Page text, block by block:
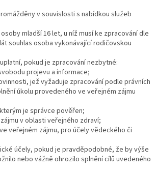
v souvislosti s nabídkou služeb
mladší 16 let, u níž musí ke zpracování dle
souhlas osoba vykonávající rodičovskou
pokud je zpracování nezbytné:
projevu a informace;
jež vyžaduje zpracování podle právních
úkolu provedeného ve veřejném zájmu
je správce pověřen;
v oblasti veřejného zdraví;
veřejném zájmu, pro účely vědeckého či
účely, pokud je pravděpodobné, že by výše
nebo vážně ohrozilo splnění cílů uvedeného